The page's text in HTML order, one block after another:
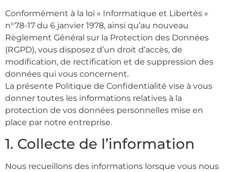
Conformément à la loi « Informatique et Libertés »
n°78-17 du 6 janvier 1978, ainsi qu’au nouveau
Règlement Général sur la Protection des Données
(RGPD), vous disposez d’un droit d’accès, de
modification, de rectification et de suppression des
données qui vous concernent.
La présente Politique de Confidentialité vise à vous
donner toutes les informations relatives à la
protection de vos données personnelles mise en
place par notre entreprise.
1. Collecte de l’information
Nous recueillons des informations lorsque vous nous